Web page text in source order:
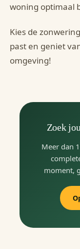
woning optimaal
Kies de
past en geniet
omgeving!
Zoek
Meer dan
moment,